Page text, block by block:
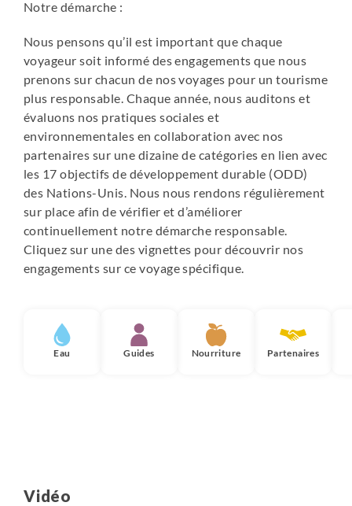
Notre démarche :
Nous pensons qu’il est important que chaque
voyageur soit informé des engagements que nous
prenons sur chacun de nos voyages pour un tourisme
plus responsable. Chaque année, nous auditons et
évaluons nos pratiques sociales et
environnementales en collaboration avec nos
partenaires sur une dizaine de catégories en lien avec
les 17 objectifs de développement durable (ODD)
des Nations-Unis. Nous nous rendons régulièrement
sur place afin de vérifier et d’améliorer
continuellement notre démarche responsable.
Cliquez sur une des vignettes pour découvrir nos
engagements sur ce voyage spécifique.
Eau Guides Nourriture Partenaires
Vidéo